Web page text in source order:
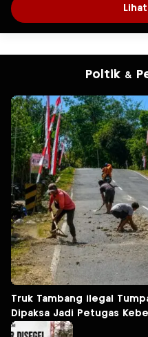
Poltik &
Truk Tambang ilegal
Dipaksa Jadi Petugas